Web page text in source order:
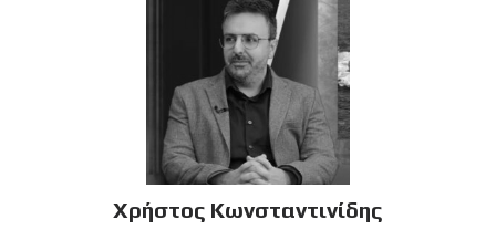
Χρήστος Κωνσταντινίδης